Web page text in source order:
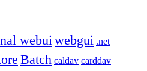
webui webgui .net
Batch caldav carddav